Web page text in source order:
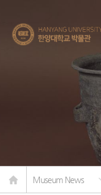
한양대학교
박물관
Home
Museum News